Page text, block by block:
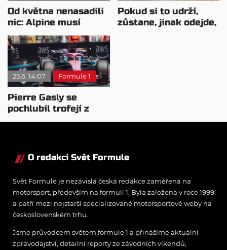
Od května nenasadili
nic: Alpine musí
přidat, jinak prohraje
válku
Pokud si to udrží,
zůstane, jinak odejde,
25.6. 14:07 Formule 1
Pierre Gasly se
pochlubil trofejí z
Velké ceny Monaka
O redakci Svět Formule
Svět Formule je nezávislá česká redakce zaměřená na
motorsport, především na formuli 1. Byla založena v roce 1999
a patří mezi nejstarší specializované motorsportové weby na
československém trhu.
Jsme průvodcem světem formule 1 a přinášíme aktuální
zpravodajství, detailní reporty ze závodních víkendů,